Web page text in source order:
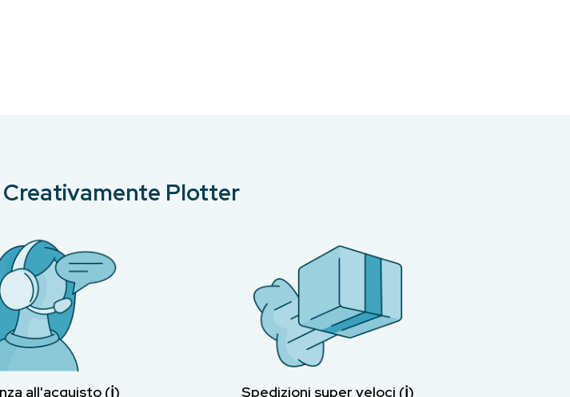
Creativamente Plotter
all'acquisto (ℹ︎) Spedizioni super veloci (ℹ︎)